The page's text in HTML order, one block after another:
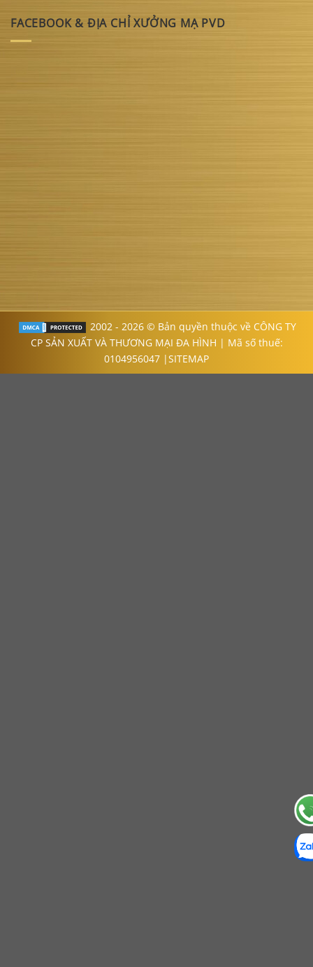
FACEBOOK & ĐỊA CHỈ XƯỞNG MẠ PVD
2002 - 2026 © Bản quyền thuộc về CÔNG TY
CP SẢN XUẤT VÀ THƯƠNG MẠI ĐA HÌNH | Mã số thuế:
0104956047 |SITEMAP